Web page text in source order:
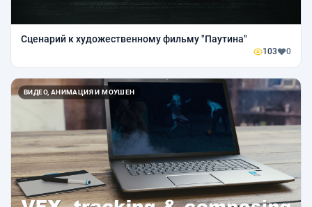
Сценарий к художественному фильму "Паутина"
103 0
ВИДЕО, АНИМАЦИЯ И МОУШЕН